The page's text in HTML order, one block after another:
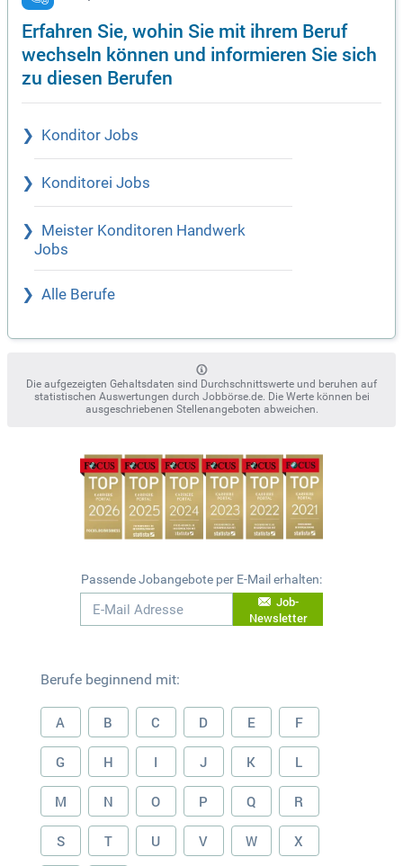
Erfahren Sie, wohin Sie mit ihrem Beruf
wechseln können und informieren Sie sich
zu diesen Berufen
Konditor Jobs
Konditorei Jobs
Meister Konditoren Handwerk
Jobs
Alle Berufe
Die aufgezeigten Gehaltsdaten sind Durchschnittswerte und beruhen auf
statistischen Auswertungen durch Jobbörse.de. Die Werte können bei
ausgeschriebenen Stellenangeboten abweichen.
Passende Jobangebote per E-Mail erhalten:
Job-
Newsletter
Berufe beginnend mit:
A B C D E F
G H I J K L
M N O P Q R
S T U V W X